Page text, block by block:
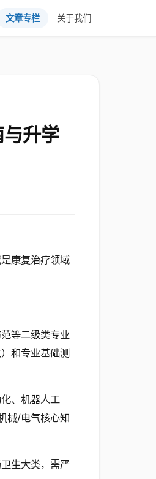
文章专栏 关于我们
升学
康复治疗领域
等二级类专业
和专业基础测
、机器人工
械/电气核心知
生大类，需严